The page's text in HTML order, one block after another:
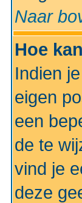
Naar
Hoe
Indien
eigen
een
de te
vind je
deze